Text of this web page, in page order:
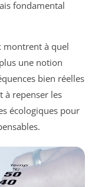
fondamental
montrent à quel
une notion
bien réelles
à repenser les
écologiques pour